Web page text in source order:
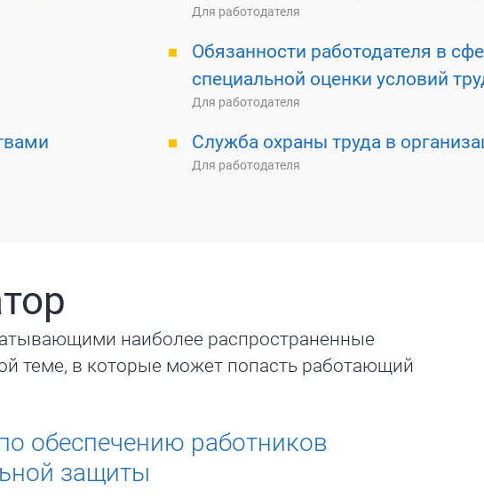
Для работодателя
Обязанности работодателя в
специальной оценки условий
Для работодателя
Служба охраны труда в
Для работодателя
наиболее распространенные
теме, в которые может попасть работающий
обеспечению работников
защиты